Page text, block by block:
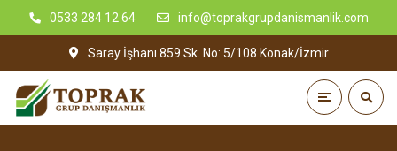
0533 284 12 64 info@toprakgrupdanismanlik.com
Saray İşhanı 859 Sk. No: 5/108 Konak/İzmir